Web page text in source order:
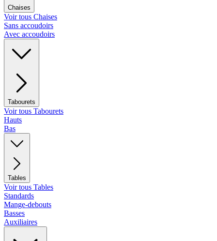
Chaises
Voir tous Chaises
Sans accoudoirs
Avec accoudoirs
Tabourets
Voir tous Tabourets
Hauts
Bas
Tables
Voir tous Tables
Standards
Mange-debouts
Basses
Auxiliaires